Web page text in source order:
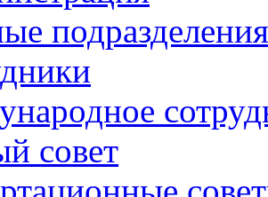
подразделения
совет